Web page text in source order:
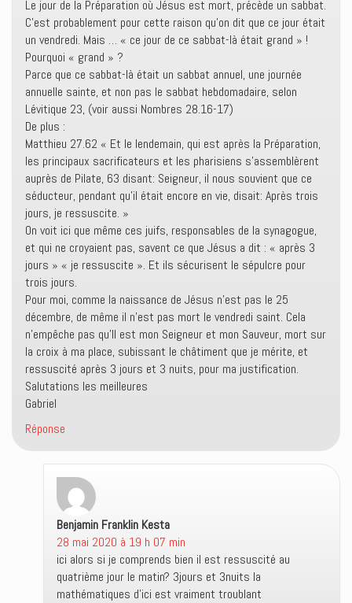
Le jour de la Préparation où Jésus est mort, précède un sabbat.
C’est probablement pour cette raison qu’on dit que ce jour était
un vendredi. Mais … « ce jour de ce sabbat-là était grand » !
Pourquoi « grand » ?
Parce que ce sabbat-là était un sabbat annuel, une journée
annuelle sainte, et non pas le sabbat hebdomadaire, selon
Lévitique 23, (voir aussi Nombres 28.16-17)
De plus :
Matthieu 27.62 « Et le lendemain, qui est après la Préparation,
les principaux sacrificateurs et les pharisiens s’assemblèrent
auprès de Pilate, 63 disant: Seigneur, il nous souvient que ce
séducteur, pendant qu’il était encore en vie, disait: Après trois
jours, je ressuscite. »
On voit ici que même ces juifs, responsables de la synagogue,
et qui ne croyaient pas, savent ce que Jésus a dit : « après 3
jours » « je ressuscite ». Et ils sécurisent le sépulcre pour
trois jours.
Pour moi, comme la naissance de Jésus n’est pas le 25
décembre, de même il n’est pas mort le vendredi saint. Cela
n’empêche pas qu’Il est mon Seigneur et mon Sauveur, mort sur
la croix à ma place, subissant le châtiment que je mérite, et
ressuscité après 3 jours et 3 nuits, pour ma justification.
Salutations les meilleures
Gabriel
Réponse
Benjamin Franklin Kesta
28 mai 2020 à 19 h 07 min
ici alors si je comprends bien il est ressuscité au
quatrième jour le matin? 3jours et 3nuits la
mathématiques d’ici est vraiment troublant